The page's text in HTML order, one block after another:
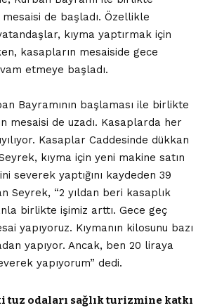
mesaisi de başladı. Özellikle
kıyma yaptırmak için
kasapların mesaiside gece
etmeye başladı.
Bayramının başlaması ile birlikte
mesaisi de uzadı. Kasaplarda her
Kasaplar Caddesinde dükkan
kıyma için yeni makine satın
severek yaptığını kaydeden 39
Seyrek, “2 yıldan beri kasaplık
birlikte işimiz arttı. Gece geç
yapıyoruz. Kıymanın kilosunu bazı
yapıyor. Ancak, ben 20 liraya
yapıyorum” dedi.
tuz odaları sağlık turizmine katkı